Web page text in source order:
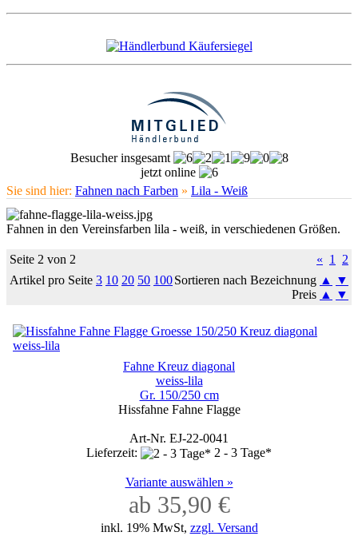
Besucher insgesamt
jetzt online
Sie sind hier: Fahnen nach Farben » Lila - Weiß
Fahnen in den Vereinsfarben lila - weiß, in verschiedenen Größen.
Seite 2 von 2 « 1
2
Artikel pro Seite 3 10 20 50 100Sortieren nach Bezeichnung ▲
▼
Preis ▲ ▼
Fahne Kreuz diagonal
weiss-lila
Gr. 150/250 cm
Hissfahne Fahne Flagge
Art-Nr. EJ-22-0041
Lieferzeit:
2 - 3 Tage*
Variante auswählen »
ab 35,90 €
inkl. 19% MwSt, zzgl. Versand